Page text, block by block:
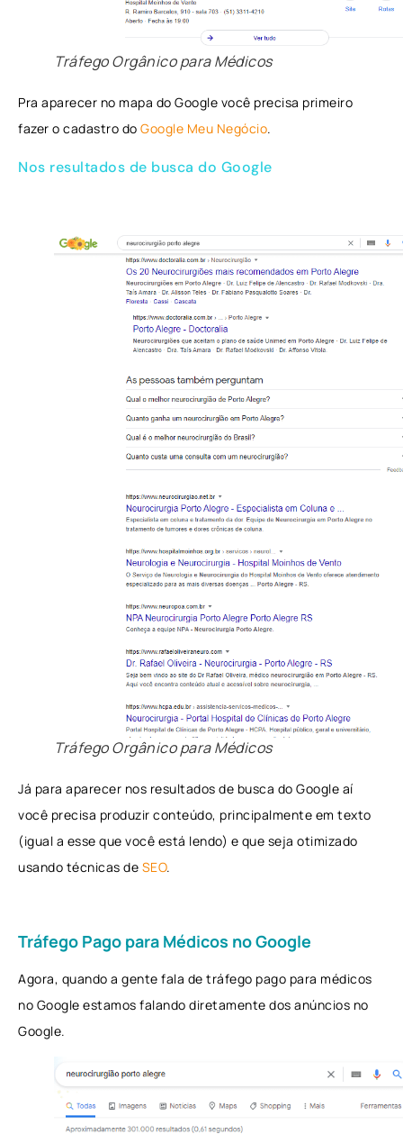
Tráfego Orgânico para Médicos
Pra aparecer no mapa do Google você precisa primeiro
fazer o cadastro do Google Meu Negócio.
Nos resultados de busca do Google
Tráfego Orgânico para Médicos
Já para aparecer nos resultados de busca do Google aí
você precisa produzir conteúdo, principalmente em texto
(igual a esse que você está lendo) e que seja otimizado
usando técnicas de SEO.
Tráfego Pago para Médicos no Google
Agora, quando a gente fala de tráfego pago para médicos
no Google estamos falando diretamente dos anúncios no
Google.